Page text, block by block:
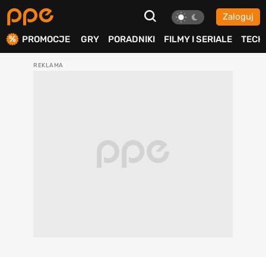
Zaloguj
PROMOCJE GRY PORADNIKI FILMY I SERIALE TECH